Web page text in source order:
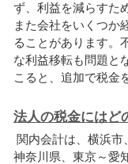
ず、利益を減らすた
また会社をいくつか
ることがあります。
な利益移転も問題と
こると、追加で税金
法人の税金にはど
関内会計は、横浜市
神奈川県、東京～愛